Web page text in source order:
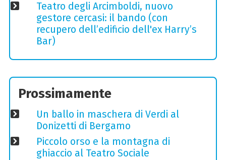
Teatro degli Arcimboldi, nuovo
gestore cercasi: il bando (con
recupero dell’edificio dell'ex Harry’s
Bar)
Prossimamente
Un ballo in maschera di Verdi al
Donizetti di Bergamo
Piccolo orso e la montagna di
ghiaccio al Teatro Sociale